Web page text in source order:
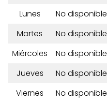
Lunes
No disponible
Martes
No disponible
Miércoles
No disponible
Jueves
No disponible
Viernes
No disponible